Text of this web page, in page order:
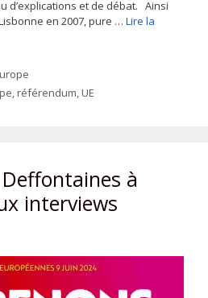
d’explications et de débat. Ainsi
en 2007, pure … Lire la
,référendum,UE
à
interviews